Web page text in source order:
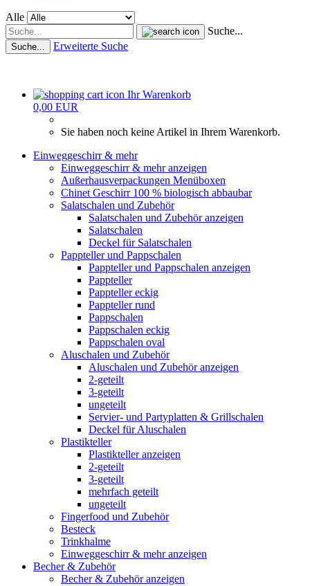
Alle
Suche...
Suche... Erweiterte Suche
Ihr Warenkorb
0,00 EUR
Sie haben noch keine Artikel in Ihrem Warenkorb.
Einweggeschirr & mehr
Einweggeschirr & mehr anzeigen
Außerhausverpackungen Menüboxen
Chinet Geschirr 100 % biologisch abbaubar
Salatschalen und Zubehör
Salatschalen und Zubehör anzeigen
Salatschalen
Deckel für Salatschalen
Pappteller und Pappschalen
Pappteller und Pappschalen anzeigen
Pappteller
Pappteller eckig
Pappteller rund
Pappschalen
Pappschalen eckig
Pappschalen oval
Aluschalen und Zubehör
Aluschalen und Zubehör anzeigen
2-geteilt
3-geteilt
ungeteilt
Servier- und Partyplatten & Grillschalen
Deckel für Aluschalen
Plastikteller
Plastikteller anzeigen
2-geteilt
3-geteilt
mehrfach geteilt
ungeteilt
Fingerfood und Zubehör
Besteck
Trinkhalme
Einweggeschirr & mehr anzeigen
Becher & Zubehör
Becher & Zubehör anzeigen